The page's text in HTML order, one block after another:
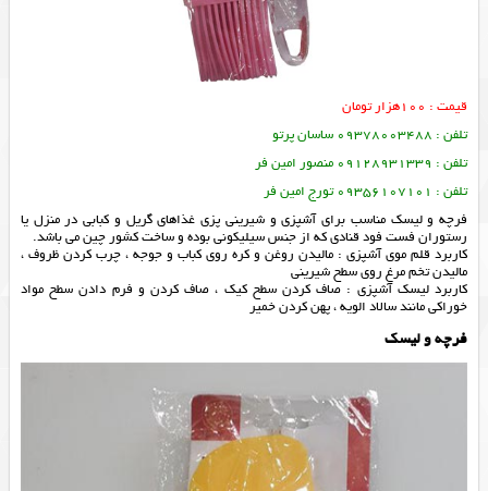
قیمت : 100هزار تومان
تلفن : 09378003488 ساسان پرتو
تلفن : 09128931339 منصور امین فر
تلفن : 09356107101 تورج امین فر
فرچه و لیسک مناسب برای آشپزی و شیرینی پزی غذاهای گریل و کبابی در منزل یا
رستوران فست فود قنادی که از جنس سیلیکونی بوده و ساخت کشور چین می باشد.
کاربرد قلم موی آشپزی : مالیدن روغن و کره روی کباب و جوجه ، چرب کردن ظروف ،
مالیدن تخم مرغ روی سطح شیرینی
کاربرد لیسک آشپزی : صاف کردن سطح کیک ، صاف کردن و فرم دادن سطح مواد
خوراکی مانند سالاد الویه ، پهن کردن خمیر
فرچه و لیسک